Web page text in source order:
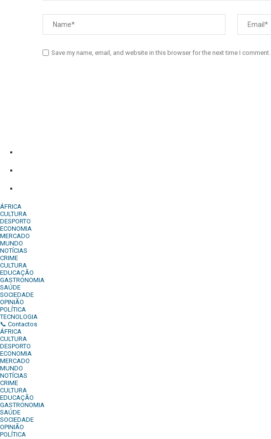
Save my name, email, and website in this browser for the next time I comment.
ÁFRICA
CULTURA
DESPORTO
ECONOMIA
MERCADO
MUNDO
NOTÍCIAS
CRIME
CULTURA
EDUCAÇÃO
GASTRONOMIA
SAÚDE
SOCIEDADE
OPINIÃO
POLÍTICA
TECNOLOGIA
📞 Contactos
ÁFRICA
CULTURA
DESPORTO
ECONOMIA
MERCADO
MUNDO
NOTÍCIAS
CRIME
CULTURA
EDUCAÇÃO
GASTRONOMIA
SAÚDE
SOCIEDADE
OPINIÃO
POLÍTICA